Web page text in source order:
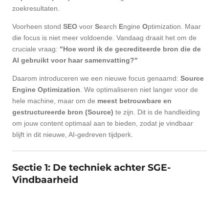
zoekresultaten.
Voorheen stond SEO voor Search Engine Optimization. Maar
die focus is niet meer voldoende. Vandaag draait het om de
cruciale vraag: "Hoe word ik de gecrediteerde bron die de
AI gebruikt voor haar samenvatting?"
Daarom introduceren we een nieuwe focus genaamd: Source
Engine Optimization . We optimaliseren niet langer voor de
hele machine, maar om de meest betrouwbare en
gestructureerde bron (Source) te zijn. Dit is de handleiding
om jouw content optimaal aan te bieden, zodat je vindbaar
blijft in dit nieuwe, AI-gedreven tijdperk.
Sectie 1: De techniek achter SGE-
Vindbaarheid